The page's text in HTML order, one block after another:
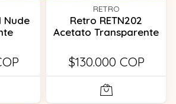
Nude
RETRO
Retro RETN202
Acetato Transparente
$130.000 COP